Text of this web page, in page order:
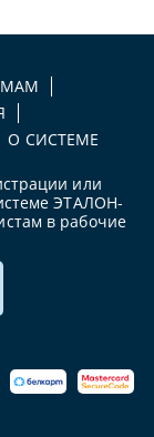
О СИСТЕМЕ
или
ЭТАЛОН-
в рабочие